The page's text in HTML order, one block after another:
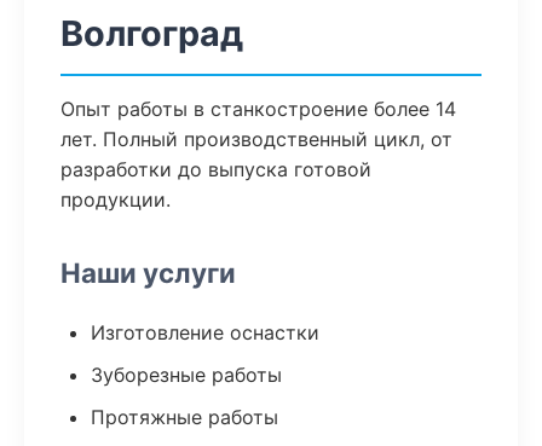
Волгоград
Опыт работы в станкостроение более 14
лет. Полный производственный цикл, от
разработки до выпуска готовой
продукции.
Наши услуги
Изготовление оснастки
Зуборезные работы
Протяжные работы